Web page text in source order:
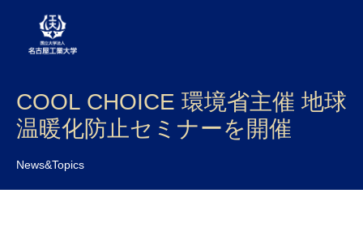
大学案内
学部・大学院・センター
入試
COOL CHOICE 環境省主催 地球
温暖化防止セミナーを開催
News&Topics